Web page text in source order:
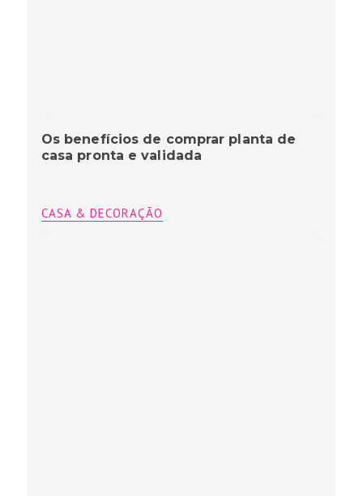
Os benefícios de comprar planta de
casa pronta e validada
CASA & DECORAÇÃO